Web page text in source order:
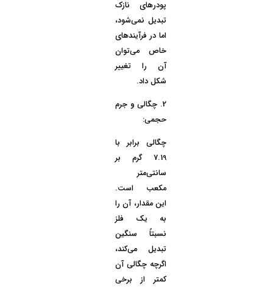
پودرهای نازک
تبدیل نمی‌شود،
اما در فرآیندهای
خاص می‌توان
آن را تغییر
شکل داد.
2. چگالی و جرم
حجمی:
چگالی برابر با
7.19 گرم بر
سانتی‌متر
مکعب است.
این مقدار، آن را
به یک فلز
نسبتاً سنگین
تبدیل می‌کند،
اگرچه چگالی آن
کمتر از برخی